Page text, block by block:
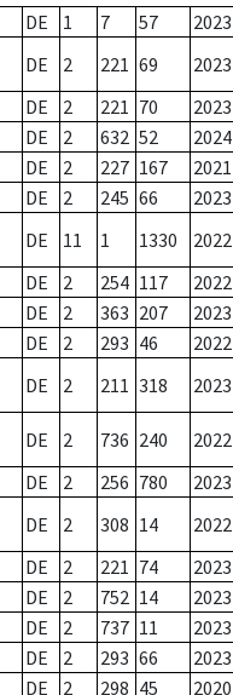
DE 1 7 57 2023
DE 2 221 69 2023
DE 2 221 70 2023
DE 2 632 52 2024
DE 2 227 167 2021
DE 2 245 66 2023
DE 11 1 1330 2022
DE 2 254 117 2022
DE 2 363 207 2023
DE 2 293 46 2022
DE 2 211 318 2023
DE 2 736 240 2022
DE 2 256 780 2023
DE 2 308 14 2022
DE 2 221 74 2023
DE 2 752 14 2023
DE 2 737 11 2023
DE 2 293 66 2023
DE 2 298 45 2020